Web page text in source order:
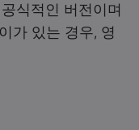
식적인 버전이며
가 있는 경우, 영